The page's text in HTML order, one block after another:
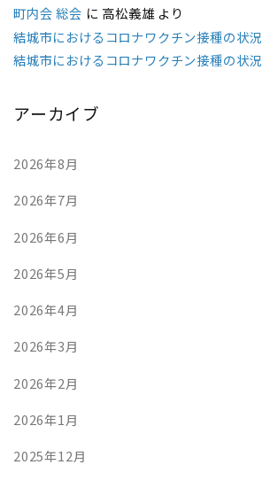
町内会 総会 に 高松義雄より
結城市におけるコロナワクチン接種の状況
結城市におけるコロナワクチン接種の状況
アーカイブ
2026年8月
2026年7月
2026年6月
2026年5月
2026年4月
2026年3月
2026年2月
2026年1月
2025年12月